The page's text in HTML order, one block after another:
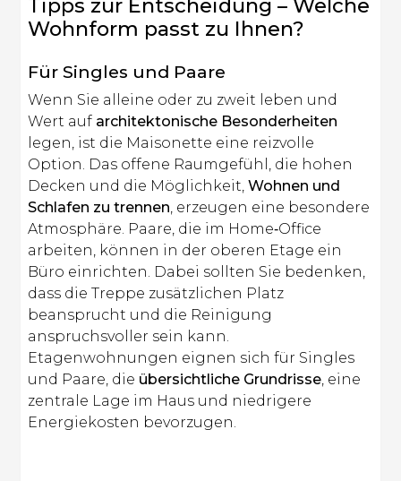
Tipps zur Entscheidung – Welche
Wohnform passt zu Ihnen?
Für Singles und Paare
Wenn Sie alleine oder zu zweit leben und
Wert auf architektonische Besonderheiten
legen, ist die Maisonette eine reizvolle
Option. Das offene Raumgefühl, die hohen
Decken und die Möglichkeit,Wohnen und
Schlafen zu trennen, erzeugen eine besondere
Atmosphäre. Paare, die im Home‑Office
arbeiten, können in der oberen Etage ein
Büro einrichten. Dabei sollten Sie bedenken,
dass die Treppe zusätzlichen Platz
beansprucht und die Reinigung
anspruchsvoller sein kann.
Etagenwohnungen eignen sich für Singles
und Paare, die übersichtliche Grundrisse, eine
zentrale Lage im Haus und niedrigere
Energiekosten bevorzugen.